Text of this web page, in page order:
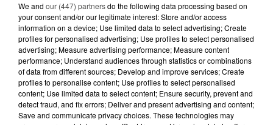
5 août 2026
QUELLES SONT LES MARQUES QUI
OFFRENT LE MEILLEUR RAPPORT...
RETROUVEZ TOUTE L'ACTU DE LA RÉGION ET
We and our (447) partnersdo the following data processing based on
your consent and/or our legitimate interest: Store and/or access
information on a device; Use limited data to select advertising; Create
profiles for personalised advertising; Use profiles to select personalised
advertising; Measure advertising performance; Measure content
performance; Understand audiences through statistics or combinations
of data from different sources; Develop and improve services; Create
profiles to personalise content; Use profiles to select personalised
content; Use limited data to select content; Ensure security, prevent and
detect fraud, and fix errors; Deliver and present advertising and content;
Save and communicate privacy choices. These technologies may